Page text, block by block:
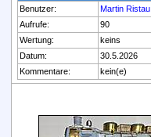
Benutzer:
Martin Ristau
Aufrufe:
90
Wertung:
keins
Datum:
30.5.2026
Kommentare:
kein(e)